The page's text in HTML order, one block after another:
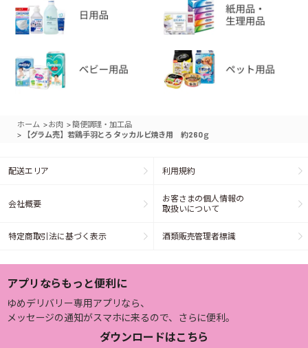
ホーム >お肉 >簡便調理・加工品
> 【グラム売】若鶏手羽とろ タッカルビ焼き用 約260ｇ
配送エリア 利用規約
会社概要
お客さまの個人情報の
取扱いについて
特定商取引法に基づく表示 酒類販売管理者標識
アプリならもっと便利に
ゆめデリバリー専用アプリなら、
メッセージの通知がスマホに来るので、さらに便利。
ダウンロードはこちら